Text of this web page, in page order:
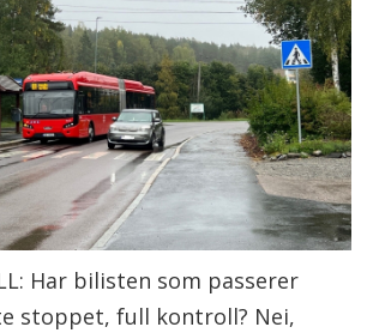
Har bilisten som passerer
stoppet, full kontroll? Nei,